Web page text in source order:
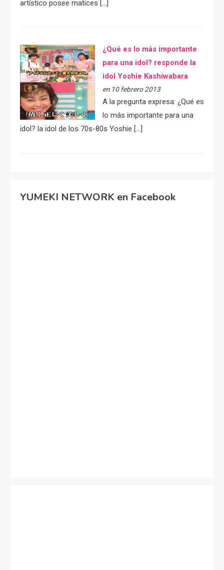
artístico posee matices […]
¿Qué es lo más importante
para una idol? responde la
idol Yoshie Kashiwabara
en 10 febrero 2013
A la pregunta expresa: ¿Qué es
lo más importante para una
idol? la idol de los 70s-80s Yoshie […]
YUMEKI NETWORK en Facebook